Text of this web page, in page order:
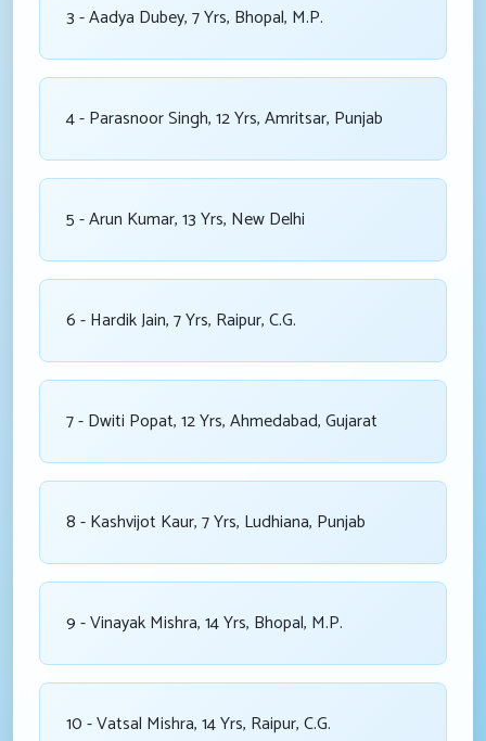
3 - Aadya Dubey, 7 Yrs, Bhopal, M.P.
4 - Parasnoor Singh, 12 Yrs, Amritsar, Punjab
5 - Arun Kumar, 13 Yrs, New Delhi
6 - Hardik Jain, 7 Yrs, Raipur, C.G.
7 - Dwiti Popat, 12 Yrs, Ahmedabad, Gujarat
8 - Kashvijot Kaur, 7 Yrs, Ludhiana, Punjab
9 - Vinayak Mishra, 14 Yrs, Bhopal, M.P.
10 - Vatsal Mishra, 14 Yrs, Raipur, C.G.